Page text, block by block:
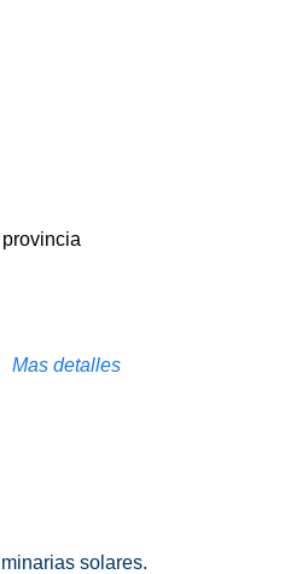
Mas detalles
solares.